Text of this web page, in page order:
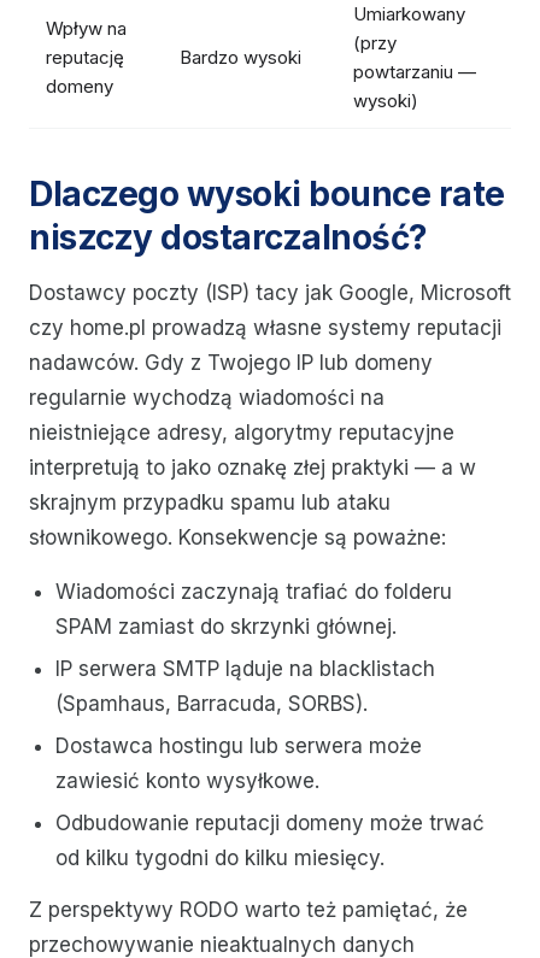
Wpływ na
reputację
domeny
Bardzo wysoki
Umiarkowany
(przy
powtarzaniu —
wysoki)
Dlaczego wysoki bounce rate
niszczy dostarczalność?
Dostawcy poczty (ISP) tacy jak Google, Microsoft
czy home.pl prowadzą własne systemy reputacji
nadawców. Gdy z Twojego IP lub domeny
regularnie wychodzą wiadomości na
nieistniejące adresy, algorytmy reputacyjne
interpretują to jako oznakę złej praktyki — a w
skrajnym przypadku spamu lub ataku
słownikowego. Konsekwencje są poważne:
Wiadomości zaczynają trafiać do folderu
SPAM zamiast do skrzynki głównej.
IP serwera SMTP ląduje na blacklistach
(Spamhaus, Barracuda, SORBS).
Dostawca hostingu lub serwera może
zawiesić konto wysyłkowe.
Odbudowanie reputacji domeny może trwać
od kilku tygodni do kilku miesięcy.
Z perspektywy RODO warto też pamiętać, że
przechowywanie nieaktualnych danych